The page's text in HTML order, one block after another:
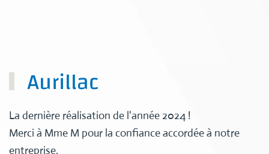
Aurillac
La dernière réalisation de l'année 2024 !
Merci à Mme M pour la confiance accordée à notre
entreprise.